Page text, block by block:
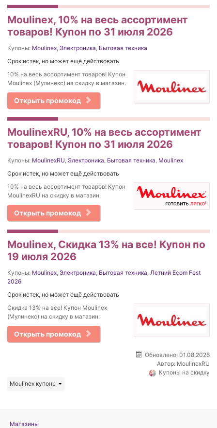
Moulinex, 10% на весь ассортимент
товаров! Купон по 31 июля 2026
Купоны: Moulinex, Электроника, Бытовая техника
Срок истек, но может ещё действовать
10% на весь ассортимент товаров! Купон
Moulinex (Мулинекс) на скидку в магазин.
Открыть промокод
MoulinexRU, 10% на весь ассортимент
товаров! Купон по 31 июля 2026
Купоны: MoulinexRU, Электроника, Бытовая техника, Moulinex
Срок истек, но может ещё действовать
10% на весь ассортимент товаров! Купон
MoulinexRU на скидку в магазин.
Открыть промокод
Moulinex, Скидка 13% на все! Купон по
19 июля 2026
Купоны: Moulinex, Электроника, Бытовая техника, Летний Ecom Fest
2026
Срок истек, но может ещё действовать
Скидка 13% на все! Купон Moulinex
(Мулинекс) на скидку в магазин.
Открыть промокод
Обновлено: 01.08.2026
Автор: MoulinexRU
Купоны на скидку
Moulinex купоны
Магазины